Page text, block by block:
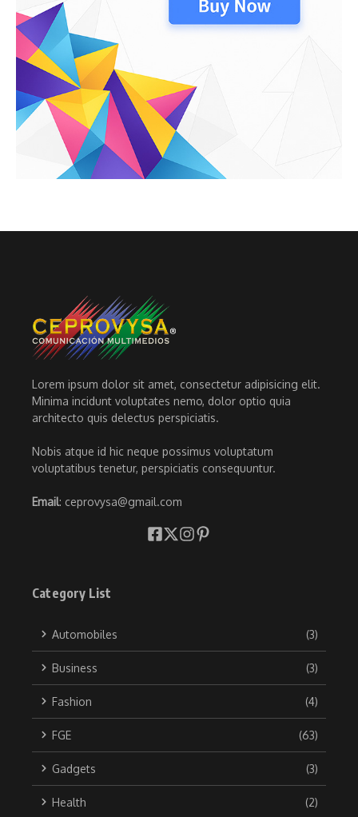
Lorem ipsum dolor sit amet, consectetur adipisicing elit.
Minima incidunt voluptates nemo, dolor optio quia
architecto quis delectus perspiciatis.
Nobis atque id hic neque possimus voluptatum
voluptatibus tenetur, perspiciatis consequuntur.
Email: ceprovysa@gmail.com
Category List
Automobiles (3)
Business (3)
Fashion (4)
FGE (63)
Gadgets (3)
Health (2)